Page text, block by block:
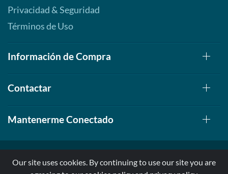
Privacidad & Seguridad
Términos de Uso
Información de Compra
Contactar
Mantenerme Conectado
Our site uses cookies. By continuing to use our site you are